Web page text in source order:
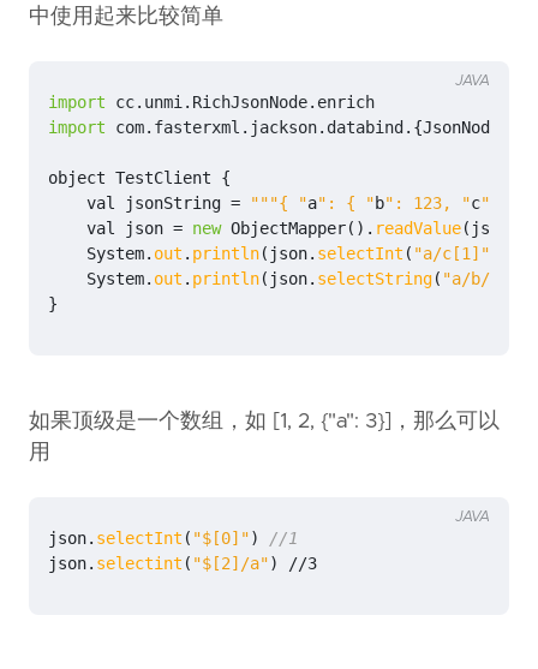
tmpJson.
}
tmpJson.get
}
});
ensuring( _ != null)
implicit def enrich(json : JsonNode
RichJsonNode
中使用起来比较简单
import
cc.unmi.RichJsonNode.enrich
import
com.fasterxml.jackson.databind. {JsonNode
object TestClient
{
val
jsonString = """{ "a": { "b": 123, "c":
val
json = new ObjectMapper(). readValue(
System. out . println( json. selectInt ( "a/c[1]"
System. out . println( json. selectString( "a/b/
}
JAVA
如果顶级是一个数组，如 [1, 2, {"a": 3}]，那么可以
用
json. selectInt ( "$[0]")
//1
json. selectint ( "$[2]/a") //3
JAVA